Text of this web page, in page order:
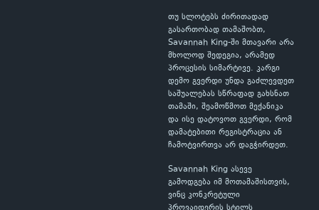
თუ სლოტებს ძირითადად
გასართობად თამაშობთ,
Savannah King-ში მთავარი არა
მხოლოდ შედეგია, არამედ
პროცესის სიმარტივე. კარგი
დემო გვერდი უნდა გაძლევდეთ
საშუალებას სწრაფად გახსნათ
თამაში, შეამოწმოთ მექანიკა
და ისე დატოვოთ გვერდი, რომ
დამატებითი რეგისტრაცია ან
ჩამოტვირთვა არ დაგჭირდეთ.
Savannah King ასევე
გამოდგება იმ მოთამაშისთვის,
ვინც კონკრეტული